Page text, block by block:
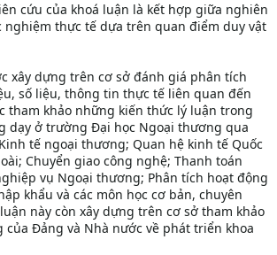
cứu của khoá luận là kết hợp giữa nghiên
nghiệm thực tế dựa trên quan điểm duy vật
xây dựng trên cơ sở đánh giá phân tích
số liệu, thông tin thực tế liên quan đến
tham khảo những kiến thức lý luận trong
dạy ở trường Đại học Ngoại thương qua
tế ngoại thương; Quan hệ kinh tế Quốc
Chuyển giao công nghệ; Thanh toán
vụ Ngoại thương; Phân tích hoạt động
khẩu và các môn học cơ bản, chuyên
này còn xây dựng trên cơ sở tham khảo
Đảng và Nhà nước về phát triển khoa